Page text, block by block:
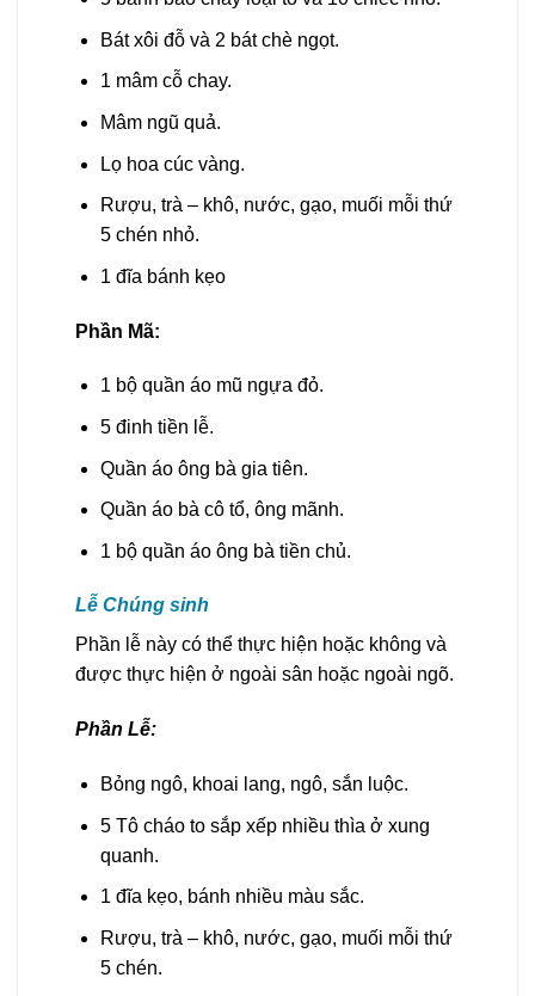
Bát xôi đỗ và 2 bát chè ngọt.
1 mâm cỗ chay.
Mâm ngũ quả.
Lọ hoa cúc vàng.
Rượu, trà – khô, nước, gạo, muối mỗi thứ
5 chén nhỏ.
1 đĩa bánh kẹo
Phần Mã:
1 bộ quần áo mũ ngựa đỏ.
5 đinh tiền lễ.
Quần áo ông bà gia tiên.
Quần áo bà cô tổ, ông mãnh.
1 bộ quần áo ông bà tiền chủ.
Lễ Chúng sinh
Phần lễ này có thể thực hiện hoặc không và
được thực hiện ở ngoài sân hoặc ngoài ngõ.
Phần Lễ:
Bỏng ngô, khoai lang, ngô, sắn luộc.
5 Tô cháo to sắp xếp nhiều thìa ở xung
quanh.
1 đĩa kẹo, bánh nhiều màu sắc.
Rượu, trà – khô, nước, gạo, muối mỗi thứ
5 chén.